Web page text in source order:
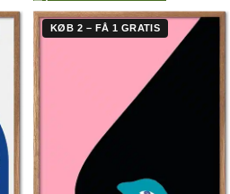
KØB 2 – FÅ 1 GRATIS